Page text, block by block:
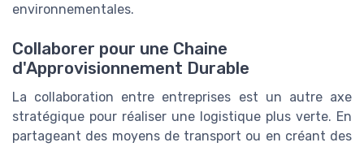
environnementales.
Collaborer pour une Chaine
d'Approvisionnement Durable
La collaboration entre entreprises est un autre axe
stratégique pour réaliser une logistique plus verte. En
partageant des moyens de transport ou en créant des